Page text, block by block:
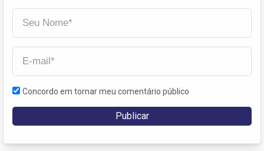
Concordo em tornar meu comentário público